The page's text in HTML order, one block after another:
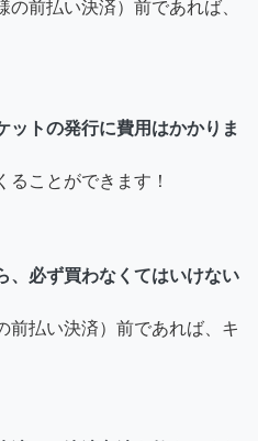
前払い決済）前であれば、
ットの発行に費用はかかりま
ることができます！
、必ず買わなくてはいけない
前払い決済）前であれば、キ